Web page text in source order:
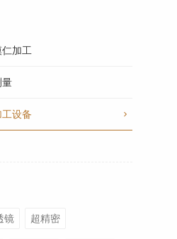
加工
量
设备
镜 超精密